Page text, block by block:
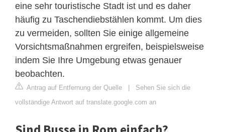
eine sehr touristische Stadt ist und es daher
häufig zu Taschendiebstählen kommt. Um dies
zu vermeiden, sollten Sie einige allgemeine
Vorsichtsmaßnahmen ergreifen, beispielsweise
indem Sie Ihre Umgebung etwas genauer
beobachten.
Antrag auf Entfernung der Quelle | Sehen Sie sich die
vollständige Antwort auf translate.google.com an